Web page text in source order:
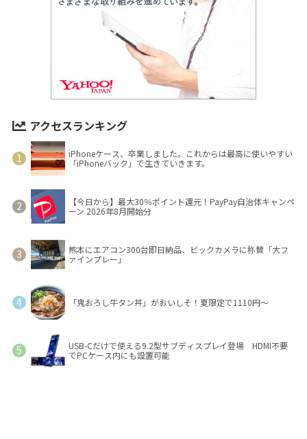
アクセスランキング
iPhoneケース、卒業しました。これからは最高に使いやすい
「iPhoneバック」で生きていきます。
【今日から】最大30％ポイント還元！PayPay自治体キャンペ
ーン 2026年8月開始分
熊本にエアコン300台即日納品、ビックカメラに称賛「大フ
ァインプレー」
「鬼おろし牛タン丼」がおいしそ！夏限定で1110円～
USB-Cだけで使える9.2型サブディスプレイ登場 HDMI不要
でPCケース内にも設置可能